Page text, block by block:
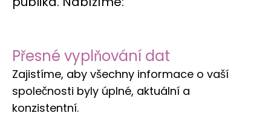
Přesné vyplňování dat
Zajistíme, aby všechny informace o vaší
společnosti byly úplné, aktuální a
konzistentní.